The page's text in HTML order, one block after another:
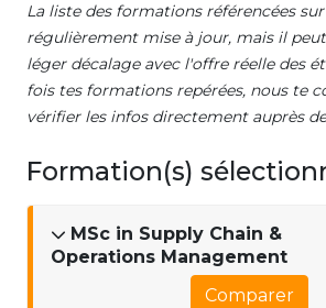
La liste des formations référencées
régulièrement mise à jour, mais il
léger décalage avec l'offre réelle des
fois tes formations repérées, nous te
vérifier les infos directement auprès
Formation(s)
MSc in Supply Chain &
Operations Management
Comparer